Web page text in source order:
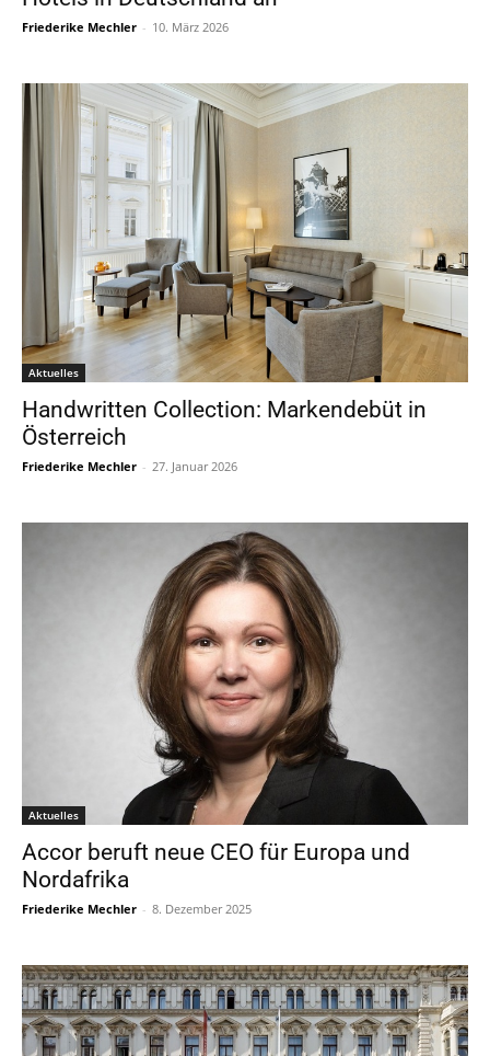
Friederike Mechler - 10. März 2026
Aktuelles
Handwritten Collection: Markendebüt in
Österreich
Friederike Mechler - 27. Januar 2026
Aktuelles
Accor beruft neue CEO für Europa und
Nordafrika
Friederike Mechler - 8. Dezember 2025